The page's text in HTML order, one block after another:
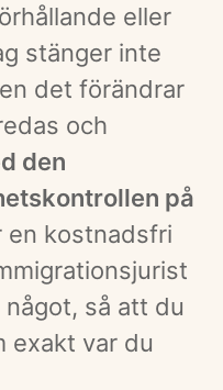
eller
stänger inte
det förändrar
och
den
på
en kostnadsfri
så att du
exakt var du